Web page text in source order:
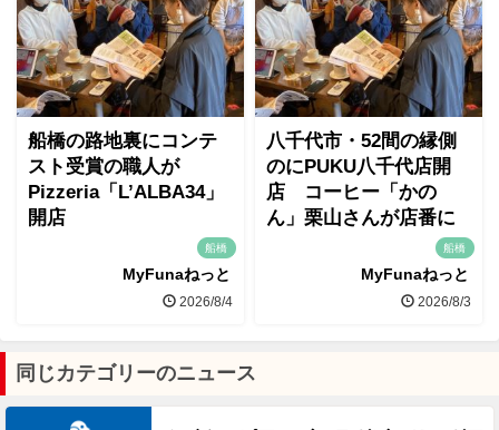
船橋の路地裏にコンテ
スト受賞の職人が
Pizzeria「L’ALBA34」
開店
船橋
MyFunaねっと
2026/8/4
八千代市・52間の縁側
のにPUKU八千代店開
店 コーヒー「かの
ん」栗山さんが店番に
船橋
MyFunaねっと
2026/8/3
同じカテゴリーのニュース